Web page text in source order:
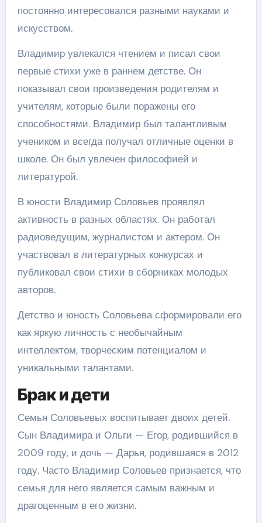
постоянно интересовался разными науками и
искусством.
Владимир увлекался чтением и писал свои
первые стихи уже в раннем детстве. Он
показывал свои произведения родителям и
учителям, которые были поражены его
способностями. Владимир был талантливым
учеником и всегда получал отличные оценки в
школе. Он был увлечен философией и
литературой.
В юности Владимир Соловьев проявлял
активность в разных областях. Он работал
радиоведущим, журналистом и актером. Он
участвовал в литературных конкурсах и
публиковал свои стихи в сборниках молодых
авторов.
Детство и юность Соловьева сформировали его
как яркую личность с необычайным
интеллектом, творческим потенциалом и
уникальными талантами.
Брак и дети
Семья Соловьевых воспитывает двоих детей.
Сын Владимира и Ольги — Егор, родившийся в
2009 году, и дочь — Дарья, родившаяся в 2012
году. Часто Владимир Соловьев признается, что
семья для него является самым важным и
драгоценным в его жизни.